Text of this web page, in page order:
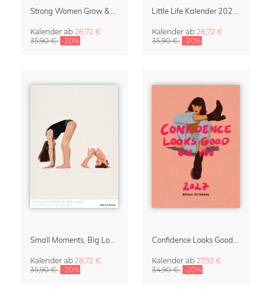
Kalender ab 28,72 €
35,90 € -20%
Kalender ab 28,72 €
35,90 € -20%
Kalender ab 28,72 €
35,90 € -20%
Kalender ab 27,92 €
34,90 € -20%